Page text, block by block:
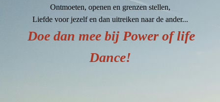
Ontmoeten, openen en grenzen stellen,
Liefde voor jezelf en dan uitreiken naar de ander...
Doe dan mee bij Power of life
Dance!